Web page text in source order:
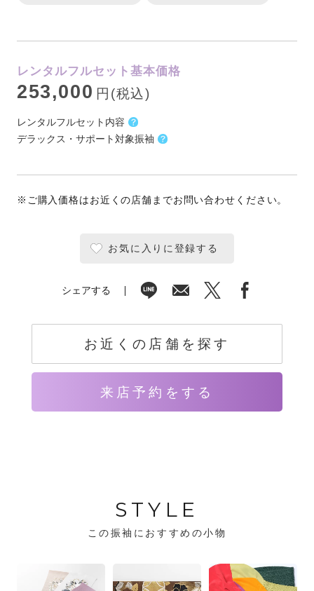
レンタルフルセット基本価格
253,000 円(税込)
レンタルフルセット内容
デラックス・サポート対象振袖
※ご購入価格はお近くの店舗までお問い合わせください。
お気に入りに登録する
シェアする
お近くの店舗を探す
来店予約をする
STYLE
この振袖におすすめの小物